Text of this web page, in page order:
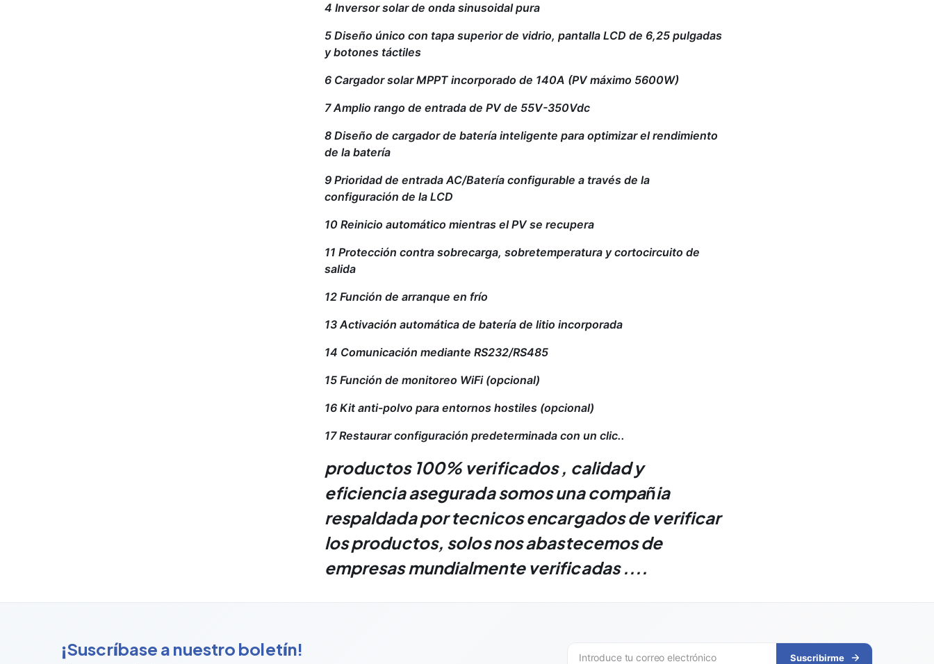
4 Inversor solar de onda sinusoidal pura
5 Diseño único con tapa superior de vidrio, pantalla LCD de 6,25 pulgadas
y botones táctiles
6 Cargador solar MPPT incorporado de 140A (PV máximo 5600W)
7 Amplio rango de entrada de PV de 55V-350Vdc
8 Diseño de cargador de batería inteligente para optimizar el rendimiento
de la batería
9 Prioridad de entrada AC/Batería configurable a través de la
configuración de la LCD
10 Reinicio automático mientras el PV se recupera
11 Protección contra sobrecarga, sobretemperatura y cortocircuito de
salida
12 Función de arranque en frío
13 Activación automática de batería de litio incorporada
14 Comunicación mediante RS232/RS485
15 Función de monitoreo WiFi (opcional)
16 Kit anti-polvo para entornos hostiles (opcional)
17 Restaurar configuración predeterminada con un clic..
productos 100% verificados , calidad y
eficiencia asegurada somos una compañia
respaldada por tecnicos encargados de verificar
los productos, solos nos abastecemos de
empresas mundialmente verificadas ....
¡Suscríbase a nuestro boletín! Suscribirme